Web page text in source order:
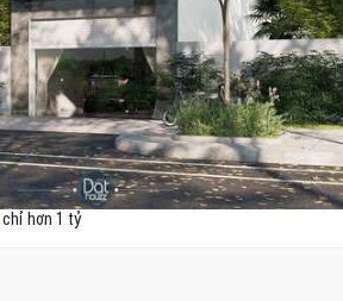
chỉ hơn 1 tỷ